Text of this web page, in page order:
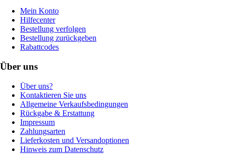
Mein Konto
Hilfecenter
Bestellung verfolgen
Bestellung zurückgeben
Rabattcodes
Über uns
Über uns?
Kontaktieren Sie uns
Allgemeine Verkaufsbedingungen
Rückgabe & Erstattung
Impressum
Zahlungsarten
Lieferkosten und Versandoptionen
Hinweis zum Datenschutz